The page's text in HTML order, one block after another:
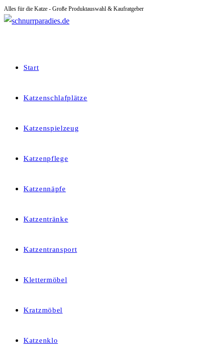
Zum
Inhalt
Alles für die Katze - Große Produktauswahl & Kaufratgeber
Start
Katzenschlafplätze
Katzenspielzeug
Katzenpflege
Katzennäpfe
Katzentränke
Katzentransport
Klettermöbel
Kratzmöbel
Katzenklo